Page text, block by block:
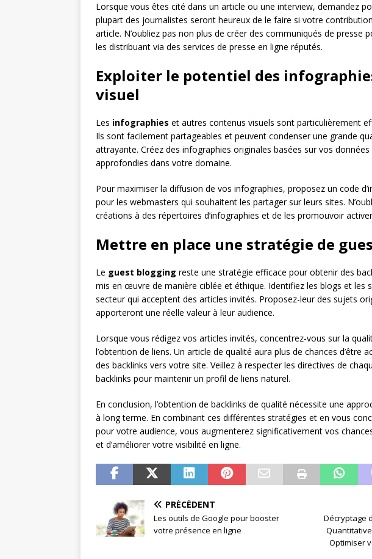
Lorsque vous êtes cité dans un article ou une interview, demandez
plupart des journalistes seront heureux de le faire si votre
article. N’oubliez pas non plus de créer des communiqués de presse
les distribuant via des services de presse en ligne réputés.
Exploiter le potentiel des
visuel
Les infographies et autres contenus visuels sont particulièrement
Ils sont facilement partageables et peuvent condenser une grande
attrayante. Créez des infographies originales basées sur vos
approfondies dans votre domaine.
Pour maximiser la diffusion de vos infographies, proposez un code
pour les webmasters qui souhaitent les partager sur leurs sites.
créations à des répertoires d’infographies et de les promouvoir
Mettre en place une stratégie de
Le guest blogging reste une stratégie efficace pour obtenir des
mis en œuvre de manière ciblée et éthique. Identifiez les blogs et les
secteur qui acceptent des articles invités. Proposez-leur des sujets
apporteront une réelle valeur à leur audience.
Lorsque vous rédigez vos articles invités, concentrez-vous sur la
l’obtention de liens. Un article de qualité aura plus de chances d’être
des backlinks vers votre site. Veillez à respecter les directives de
backlinks pour maintenir un profil de liens naturel.
En conclusion, l’obtention de backlinks de qualité nécessite une
à long terme. En combinant ces différentes stratégies et en vous
pour votre audience, vous augmenterez significativement vos
et d’améliorer votre visibilité en ligne.
PRÉCÉDENT
Les outils de Google pour booster
votre présence en ligne
Décryptage
Optimiser